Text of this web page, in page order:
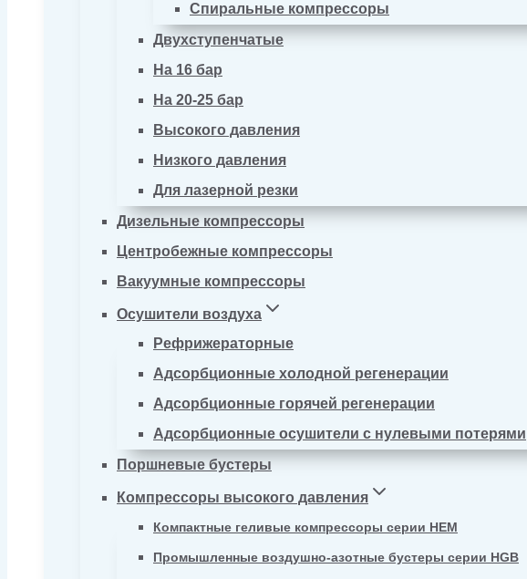
Спиральные компрессоры
Двухступенчатые
На 16 бар
На 20-25 бар
Высокого давления
Низкого давления
Для лазерной резки
Дизельные компрессоры
Центробежные компрессоры
Вакуумные компрессоры
Осушители воздуха
Рефрижераторные
Адсорбционные холодной регенерации
Адсорбционные горячей регенерации
Адсорбционные осушители с нулевыми потерями
Поршневые бустеры
Компрессоры высокого давления
Компактные геливые компрессоры серии HEM
Промышленные воздушно-азотные бустеры серии HGB